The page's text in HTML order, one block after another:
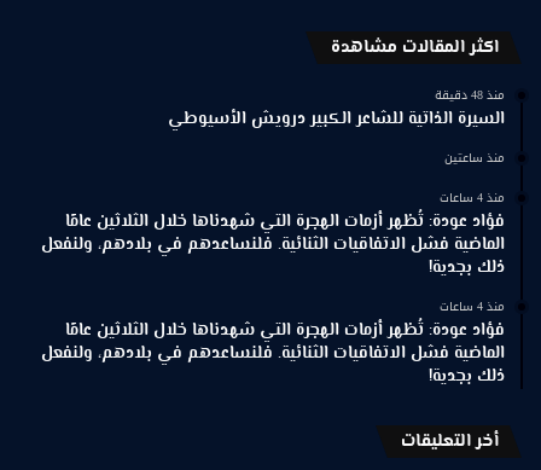
اكثر المقالات مشاهدة
منذ 48 دقيقة
السيرة الذاتية للشاعر الكبير درويش الأسيوطي
منذ ساعتين
منذ 4 ساعات
فؤاد عودة: تُظهر أزمات الهجرة التي شهدناها خلال الثلاثين عامًا
الماضية فشل الاتفاقيات الثنائية. فلنساعدهم في بلادهم، ولنفعل
ذلك بجدية!
منذ 4 ساعات
فؤاد عودة: تُظهر أزمات الهجرة التي شهدناها خلال الثلاثين عامًا
الماضية فشل الاتفاقيات الثنائية. فلنساعدهم في بلادهم، ولنفعل
ذلك بجدية!
أخر التعليقات